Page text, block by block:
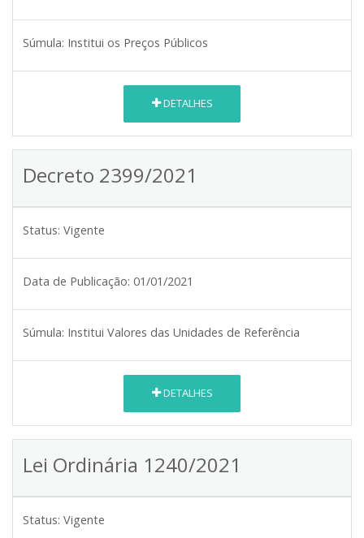
Súmula: Institui os Preços Públicos
DETALHES
Decreto 2399/2021
Status: Vigente
Data de Publicação: 01/01/2021
Súmula: Institui Valores das Unidades de Referência
DETALHES
Lei Ordinária 1240/2021
Status: Vigente